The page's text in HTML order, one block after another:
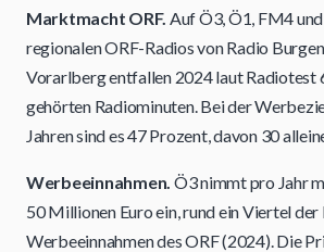
Marktmacht ORF. Auf Ö3, Ö1, FM4
regionalen ORF-Radios von Radio
Vorarlberg entfallen 2024 laut Radiotest
gehörten Radiominuten. Bei der
Jahren sind es 47 Prozent, davon 30
Werbeeinnahmen. Ö3 nimmt pro Jahr
50 Millionen Euro ein, rund ein Viertel der
Werbeeinnahmen des ORF (2024). Die